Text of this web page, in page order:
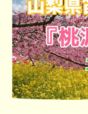
＜地域産業賞＞
愛媛県伊予市 上田
同市地域創生課 城
地域資源を生かし
観光名所では「浜名
みちょぱも幼少期
現在ではSixTONES